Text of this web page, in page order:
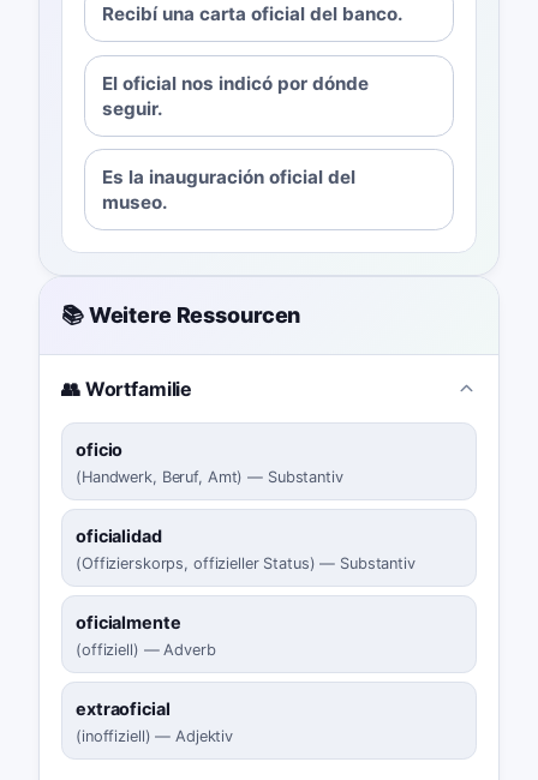
Recibí una carta oficial del banco.
El oficial nos indicó por dónde
seguir.
Es la inauguración oficial del
museo.
📚 Weitere Ressourcen
👥 Wortfamilie
oficio
(Handwerk, Beruf, Amt) — Substantiv
oficialidad
(Offizierskorps, offizieller Status) — Substantiv
oficialmente
(offiziell) —Adverb
extraoficial
(inoffiziell) —Adjektiv